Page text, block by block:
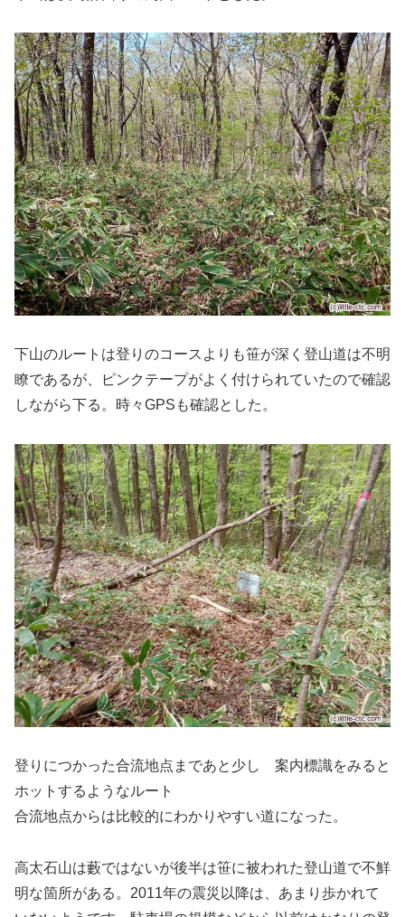
下山のルートは登りのコースよりも笹が深く登山道は不明
瞭であるが、ピンクテープがよく付けられていたので確認
しながら下る。時々GPSも確認とした。
登りにつかった合流地点まであと少し 案内標識をみると
ホットするようなルート
合流地点からは比較的にわかりやすい道になった。
高太石山は藪ではないが後半は笹に被われた登山道で不鮮
明な箇所がある。2011年の震災以降は、あまり歩かれて